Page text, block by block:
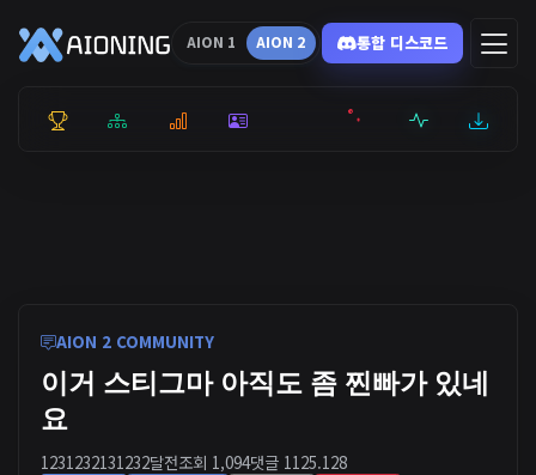
AION 1 AION 2 통합 디스코드
통합 순위리더보드통계 캐릭터 서버현황최근기록잉미
AION 2 COMMUNITY
이거 스티그마 아직도 좀 찐빠가 있네
요
1231232131232달전조회 1,094댓글 1 125.128